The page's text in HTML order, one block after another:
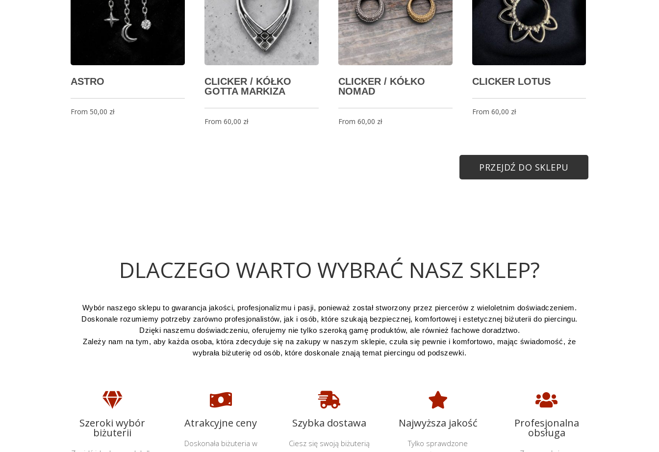
ASTRO
From 50,00 zł
CLICKER / KÓŁKO
GOTTA MARKIZA
From60,00 zł
CLICKER / KÓŁKO
NOMAD
From 60,00 zł
CLICKER LOTUS
From 60,00 zł
PRZEJDŹ DO SKLEPU
DLACZEGO WARTO WYBRAĆ NASZ SKLEP?
Wybór naszego sklepu to gwarancja jakości, profesjonalizmu i pasji, ponieważ został stworzony przez piercerów z wieloletnim doświadczeniem.
Doskonale rozumiemy potrzeby zarówno profesjonalistów, jak i osób, które szukają bezpiecznej, komfortowej i estetycznej biżuterii do piercingu.
Dzięki naszemu doświadczeniu, oferujemy nie tylko szeroką gamę produktów, ale również fachowe doradztwo.
Zależy nam na tym, aby każda osoba, która zdecyduje się na zakupy w naszym sklepie, czuła się pewnie i komfortowo, mając świadomość, że
wybrała biżuterię od osób, które doskonale znają temat piercingu od podszewki.

Szeroki wybór
biżuterii

Atrakcyjne ceny
Doskonała biżuteria w

Szybka dostawa
Ciesz się swoją biżuterią

Najwyższa jakość
Tylko sprawdzone

Profesjonalna
obsługa